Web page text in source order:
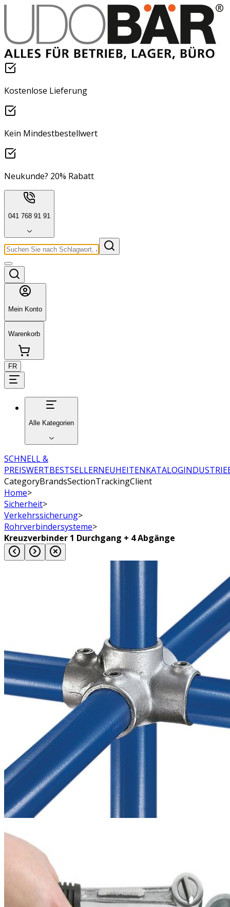
Kostenlose Lieferung
Kein Mindestbestellwert
Neukunde? 20% Rabatt
041 768 91 91
Mein Konto
Warenkorb
FR
Alle Kategorien
SCHNELL &
PREISWERTBESTSELLERNEUHEITENKATALOG
CategoryBrandsSectionTrackingClient
Home>
Sicherheit>
Verkehrssicherung>
Rohrverbindersysteme>
Kreuzverbinder 1 Durchgang + 4 Abgänge